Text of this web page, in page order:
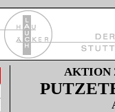
AKTION